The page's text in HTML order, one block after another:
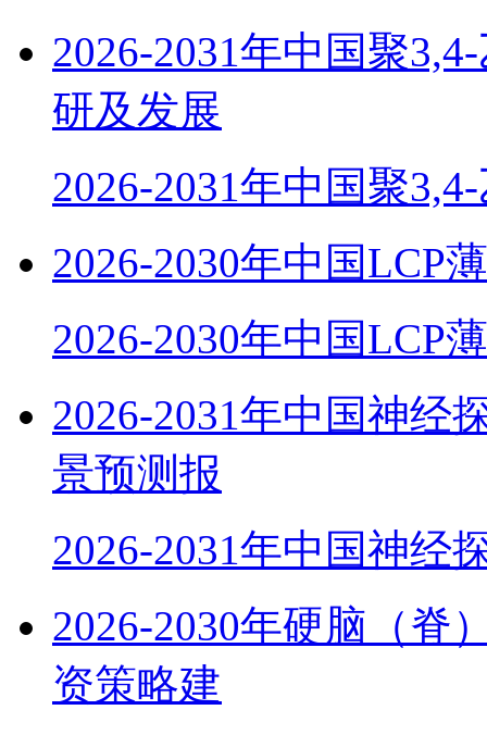
2026-2031年中国聚
研及发展
2026-2031年中国聚
2026-2030年中国LCP
2026-2030年中国LCP
2026-2031年中国神经
景预测报
2026-2031年中国神经
2026-2030年硬脑（脊
资策略建